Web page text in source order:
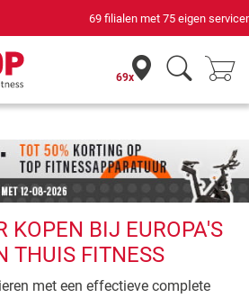
75 eigen servicemonteurs
69x
KOPEN BIJ EUROPA'S
THUIS FITNESS
met een effectieve complete